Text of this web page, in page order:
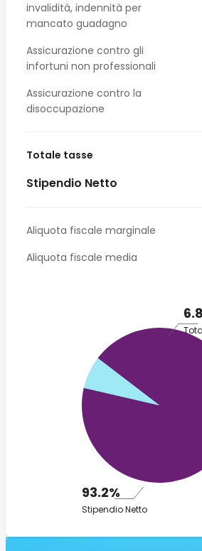
invalidità, indennità per
mancato guadagno
Assicurazione contro gli
infortuni non professionali
Assicurazione contro la
disoccupazione
Totale tasse
Stipendio Netto
Aliquota fiscale marginale
Aliquota fiscale media
93.2%
Stipendio Netto